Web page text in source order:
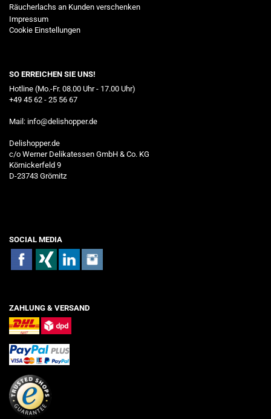
Räucherlachs an Kunden verschenken
Impressum
Cookie Einstellungen
SO ERREICHEN SIE UNS!
Hotline (Mo.-Fr. 08.00 Uhr - 17.00 Uhr)
+49 45 62 - 25 56 67
Mail: info@delishopper.de
Delishopper.de
c/o Werner Delikatessen GmbH & Co. KG
Körnickerfeld 9
D-23743 Grömitz
SOCIAL MEDIA
ZAHLUNG & VERSAND